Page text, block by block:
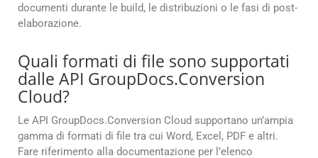
documenti durante le build, le distribuzioni o le fasi di post-
elaborazione.
Quali formati di file sono supportati
dalle API GroupDocs.Conversion
Cloud?
Le API GroupDocs.Conversion Cloud supportano un’ampia
gamma di formati di file tra cui Word, Excel, PDF e altri.
Fare riferimento alla documentazione per l’elenco